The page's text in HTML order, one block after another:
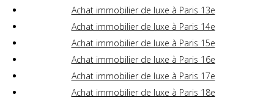
Achat immobilier de luxe à Paris 13e
Achat immobilier de luxe à Paris 14e
Achat immobilier de luxe à Paris 15e
Achat immobilier de luxe à Paris 16e
Achat immobilier de luxe à Paris 17e
Achat immobilier de luxe à Paris 18e